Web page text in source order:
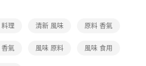
料理 清新 風味 原料 香氣
香氣 風味 原料 風味 食用